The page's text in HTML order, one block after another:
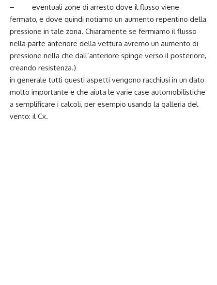
– eventuali zone di arresto dove il flusso viene
fermato, e dove quindi notiamo un aumento repentino della
pressione in tale zona. Chiaramente se fermiamo il flusso
nella parte anteriore della vettura avremo un aumento di
pressione nella che dall’anteriore spinge verso il posteriore,
creando resistenza.)
in generale tutti questi aspetti vengono racchiusi in un dato
molto importante e che aiuta le varie case automobilistiche
a semplificare i calcoli, per esempio usando la galleria del
vento: il Cx.